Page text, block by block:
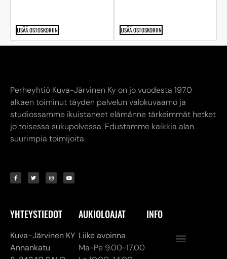
LISÄÄ OSTOSKORIIN LISÄÄ OSTOSKORIIN
Perheyhtiö Kuva-Järvinen Ky on jo vuodesta 1970
alkaen toiminut täyden palvelun valokuvaamo ja
studiossamme ikuistaneet elämänne tärkeimmät hetket
jo toisessa sukupolvessa. Edustamme kaikkia alan
suurimpia toimijoita.
YHTEYSTIEDOT
Kuva-Järvinen KY
Annankatu
AUKIOLOAJAT
Liike avoinna
Ma-Pe 9.00-17.00
INFO